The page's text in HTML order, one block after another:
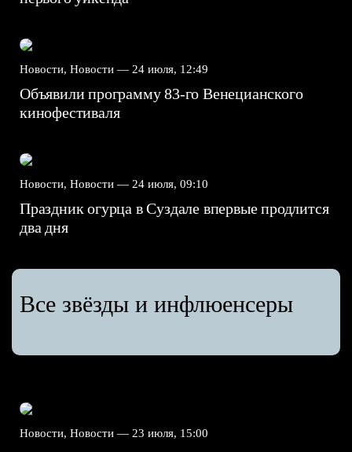
Новости, Новости — 24 июля, 12:49
Объявили программу 83-го Венецианского
кинофестиваля
Новости, Новости — 24 июля, 09:10
Праздник огурца в Суздале впервые продлится
два дня
Все звёзды и инфлюенсеры
Новости, Новости — 23 июля, 15:00